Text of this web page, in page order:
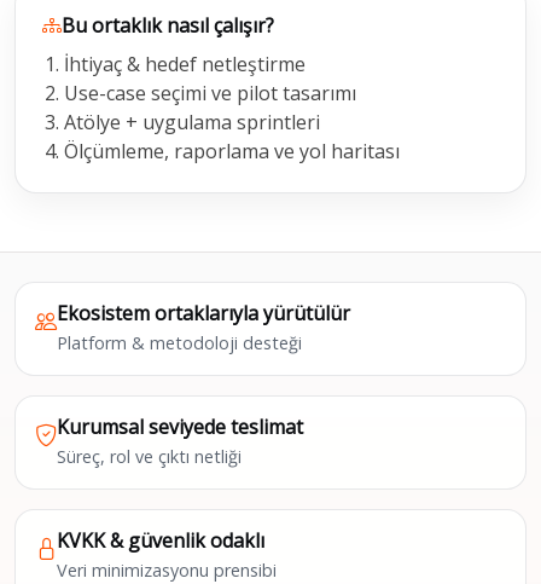
Bu ortaklık nasıl çalışır?
İhtiyaç & hedef netleştirme
Use-case seçimi ve pilot tasarımı
Atölye + uygulama sprintleri
Ölçümleme, raporlama ve yol haritası
Ekosistem ortaklarıyla yürütülür
Platform & metodoloji desteği
Kurumsal seviyede teslimat
Süreç, rol ve çıktı netliği
KVKK & güvenlik odaklı
Veri minimizasyonu prensibi